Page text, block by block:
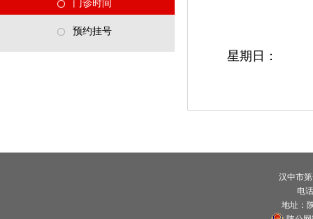
门诊时间
预约挂号
星期日：
汉中市
电
地址：